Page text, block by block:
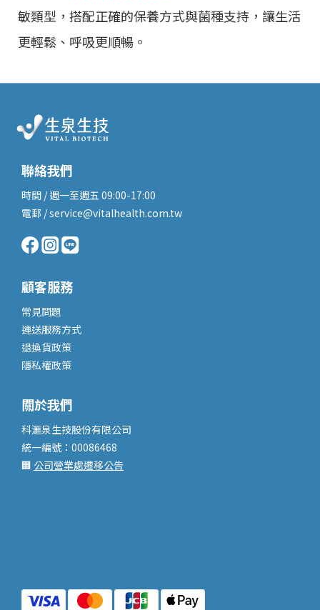
敏類型，搭配正確的保養方式與菌種支持，讓生活
更輕鬆、呼吸更順暢。
聯絡我們
時間 / 週一至週五 09:00-17:00
電郵 / service@vitalhealth.com.tw
顧客服務
常見問題
運送服務方式
退換貨政策
隱私權政策
關於我們
科滙泉生技股份有限公司
統一編號：00086468
🏢 公司營業處遷移公告